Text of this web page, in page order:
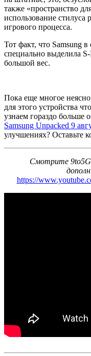
также «пространство
использование стилуса
игрового процесса.
Тот факт, что Samsung
специально выделила
большой вес.
Пока еще многое
для этого устройства
узнаем гораздо больше
Samsung Unpacked 9
улучшениях? Оставьте
Смотрите
https://